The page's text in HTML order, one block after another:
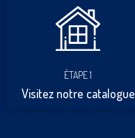
ÉTAPE 1
Visitez notre catalogue